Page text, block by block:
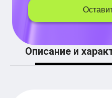
Легкие аккорды (простые
Аккорды со словами (вокал)
Поп
BEARWOLF
Мари Краймбрери
Комната культуры
XOLIDAYBOY
Описание и